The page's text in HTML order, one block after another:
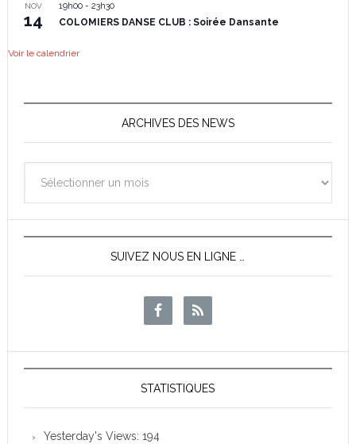
NOV
14
19h00- 23h30
COLOMIERS DANSE CLUB : Soirée Dansante
Voir le calendrier
ARCHIVES DES NEWS
des
News
SUIVEZ NOUS EN LIGNE …
STATISTIQUES
Yesterday's Views: 194